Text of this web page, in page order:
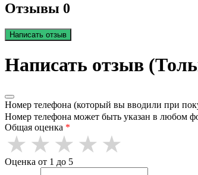
Отзывы 0
Написать отзыв
Написать отзыв
Номер телефона (который вы вводили при
Номер телефона может быть указан в любом
Общая оценка *
Оценка от 1 до 5